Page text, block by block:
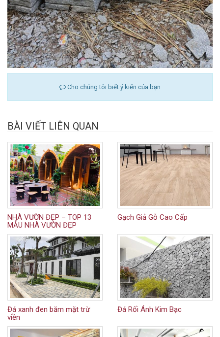
Cho chúng tôi biết ý kiến của bạn
BÀI VIẾT LIÊN QUAN
NHÀ VƯỜN ĐẸP – TOP 13
MẪU NHÀ VƯỜN ĐẸP
Gạch Giả Gỗ Cao Cấp
Đá xanh đen băm mặt trừ
viền
Đá Rối Ánh Kim Bạc